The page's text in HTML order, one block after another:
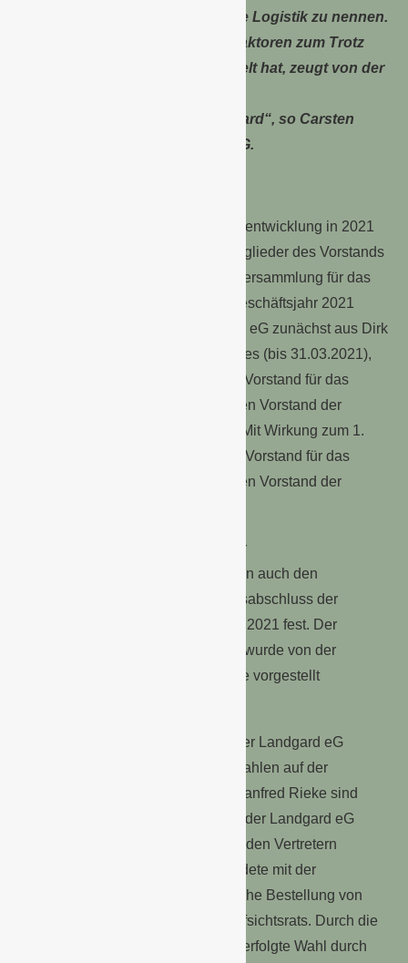
und Mehrkosten in Bereichen wie Logistik zu nennen.
Dass sich Landgard all diesen Faktoren zum Trotz
auch 2021 weiter positiv entwickelt hat, zeugt von der
Erzeugergenossenschaft Landgard“, so Carsten
Bönig, Vorstand der Landgard eG.
Angesichts der positiven Geschäftsentwicklung in 2021
wurden die aktuell amtierenden Mitglieder des Vorstands
im Rahmen der hybriden Vertreterversammlung für das
Geschäftsjahr 2021 entlastet. Im Geschäftsjahr 2021
bestand der Vorstand der Landgard eG zunächst aus Dirk
Bader, Carsten Bönig und Karl Voges (bis 31.03.2021),
der im Jahr zuvor interimistisch als Vorstand für das
Geschäftsfeld Obst & Gemüse in den Vorstand der
Landgard eG berufen worden war. Mit Wirkung zum 1.
April 2021 wurde Robert Sauer als Vorstand für das
Geschäftsfeld Obst & Gemüse in den Vorstand der
Die Vertreterinnen und Vertreter der
Erzeugergenossenschaft entlasteten auch den
Aufsichtsrat und stellten den Jahresabschluss der
Landgard eG für das Geschäftsjahr 2021 fest. Der
Vorschlag zur Gewinnverwendung wurde von der
Vertreterversammlung ebenfalls wie vorgestellt
Bei den Wahlen zum Aufsichtsrat der Landgard eG
standen zwei turnusgemäße Neuwahlen auf der
Tagesordnung. Bert Schmitz und Manfred Rieke sind
turnusgemäß aus dem Aufsichtsrat der Landgard eG
ausgeschieden. Beide wurden von den Vertretern
wiedergewählt. Darüber hinaus endete mit der
Vertreterversammlung die gerichtliche Bestellung von
Joachim Voigt zum Mitglied des Aufsichtsrats. Durch die
jetzt auf der Vertreterversammlung erfolgte Wahl durch